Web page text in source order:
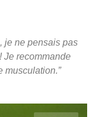
je ne pensais pas
Je recommande
musculation.”